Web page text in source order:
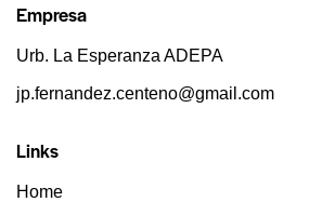
Empresa
Urb. La Esperanza ADEPA
jp.fernandez.centeno@gmail.com
Links
Home